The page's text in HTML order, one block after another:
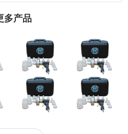
多产品
及
液
洪水灾后防疫科
普
选哪个洁厕品牌
好？2026洁厕灵
泡沫清洁剂去污
剂：马桶蹲厕去
污效果出众
_
奥克股份：与韩
国达善确定联合
开发合作意向
天极网_专业IT
门户